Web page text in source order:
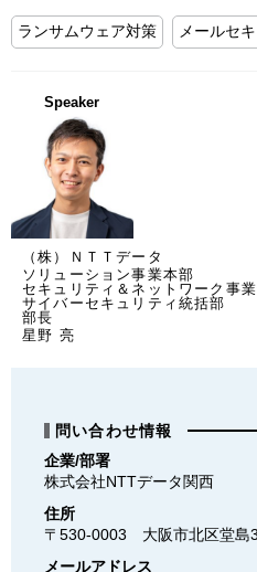
ランサムウェア対策 メールセ
Speaker
（株）ＮＴＴデータ
ソリューション事業本部
セキュリティ＆ネットワーク事
サイバーセキュリティ統括部
部長
星野 亮
問い合わせ情報
企業/部署
株式会社NTTデータ関西
住所
〒530-0003　大阪市北区堂
メールアドレス